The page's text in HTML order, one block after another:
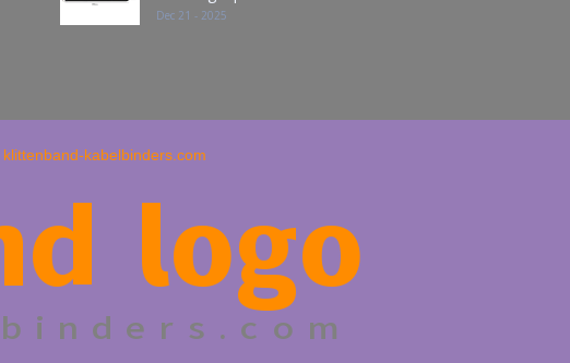
Dec 21 - 2025
klittenband-kabelbinders.com